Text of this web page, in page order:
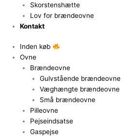
Skorstenshætte
Lov for brændeovne
Kontakt
Inden køb
Ovne
Brændeovne
Gulvstående brændeovne
Væghængte brændeovne
Små brændeovne
Pilleovne
Pejseindsatse
Gaspejse